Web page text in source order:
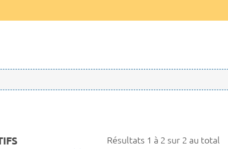
Résultats 1 à 2 sur 2 au total